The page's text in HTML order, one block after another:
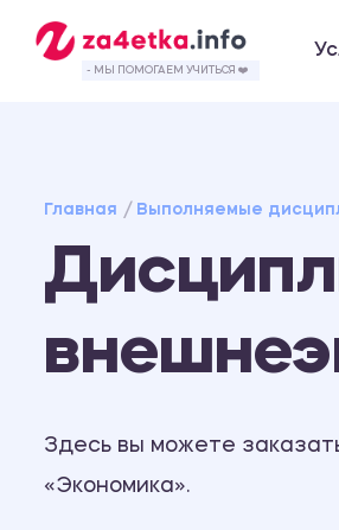
- МЫ ПОМОГАЕМ УЧИТЬСЯ ❤️
Главная Выполняемые
Здесь вы можете
«Экономика».